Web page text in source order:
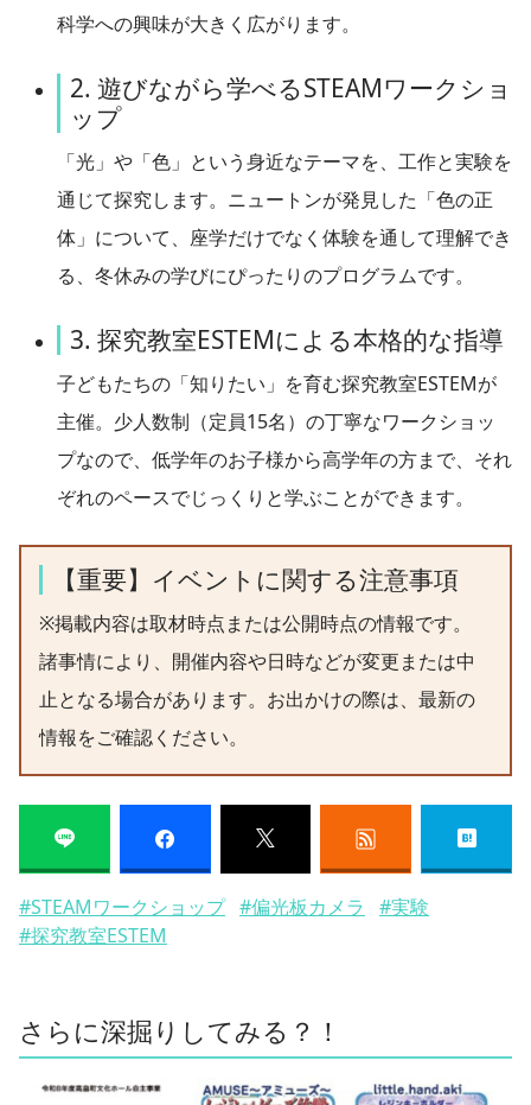
科学への興味が大きく広がります。
2. 遊びながら学べるSTEAMワークショ
ップ
「光」や「色」という身近なテーマを、工作と実験を
通じて探究します。ニュートンが発見した「色の正
体」について、座学だけでなく体験を通して理解でき
る、冬休みの学びにぴったりのプログラムです。
3. 探究教室ESTEMによる本格的な指導
子どもたちの「知りたい」を育む探究教室ESTEMが
主催。少人数制（定員15名）の丁寧なワークショッ
プなので、低学年のお子様から高学年の方まで、それ
ぞれのペースでじっくりと学ぶことができます。
【重要】イベントに関する注意事項
※掲載内容は取材時点または公開時点の情報です。
諸事情により、開催内容や日時などが変更または中
止となる場合があります。お出かけの際は、最新の
情報をご確認ください。
#STEAMワークショップ #偏光板カメラ
#実験
#探究教室ESTEM
さらに深掘りしてみる？！